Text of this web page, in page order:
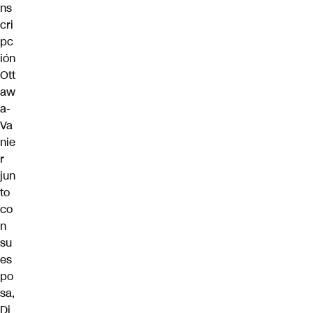
ns
cri
pc
ión
Ott
aw
a-
Va
nie
r
jun
to
co
n
su
es
po
sa,
Di